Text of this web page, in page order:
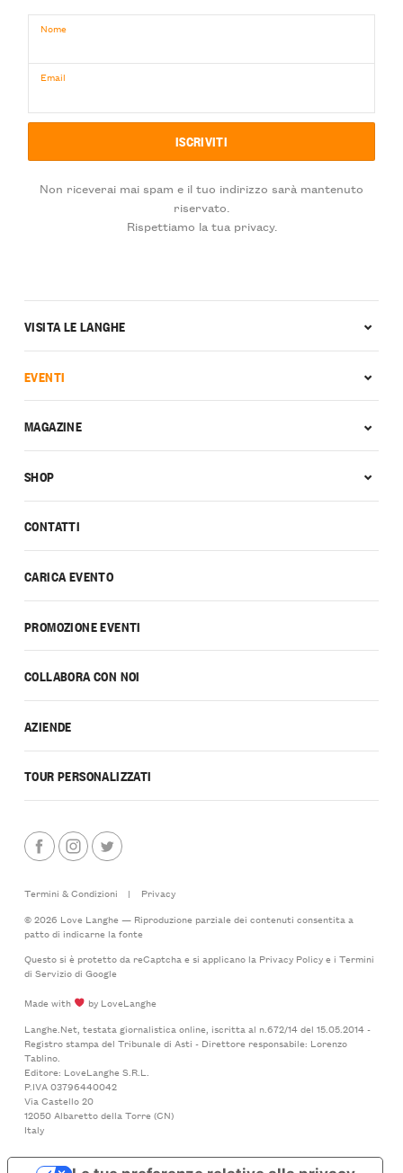
Nome
Email
Non riceverai mai spam e il tuo indirizzo sarà mantenuto
riservato.
Rispettiamo la tua privacy.
CONTATTI
CARICA EVENTO
PROMOZIONE EVENTI
COLLABORA CON NOI
AZIENDE
TOUR PERSONALIZZATI
VISITA LE LANGHE
EVENTI
MAGAZINE
SHOP
Termini & Condizioni |
Privacy
© 2026 Love Langhe — Riproduzione parziale dei contenuti consentita a
patto di indicarne la fonte
Questo si è protetto da reCaptcha e si applicano la Privacy Policye i Termini
di Serviziodi Google
Made with
by LoveLanghe
Langhe.Net, testata giornalistica online, iscritta al n.672/14 del 15.05.2014 -
Registro stampa del Tribunale di Asti - Direttore responsabile: Lorenzo
Tablino.
Editore: LoveLanghe S.R.L.
P.IVA 03796440042
Via Castello 20
12050 Albaretto della Torre (CN)
Italy